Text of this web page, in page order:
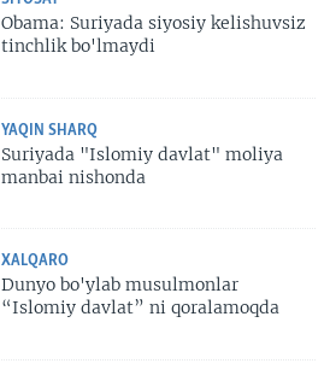
Obama: Suriyada siyosiy kelishuvsiz
tinchlik bo'lmaydi
YAQIN SHARQ
Suriyada "Islomiy davlat" moliya
manbai nishonda
XALQARO
Dunyo bo'ylab musulmonlar
“Islomiy davlat” ni qoralamoqda